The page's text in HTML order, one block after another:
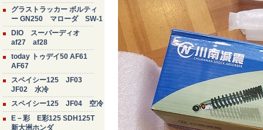
グラストラッカー ボルティ
ー GN250 マローダ SW-1
DIO スーパーディオ
af27 af28
today トゥデイ50 AF61
AF67
スペイシー125 JF03
JF02 水冷
スペイシー125 JF04 空冷
E－彩 E彩125 SDH125T
新大洲ホンダ